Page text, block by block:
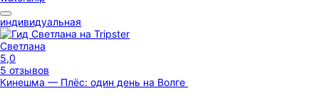
индивидуальная
Светлана
5,0
5 отзывов
Кинешма — Плёс: один день на Волге